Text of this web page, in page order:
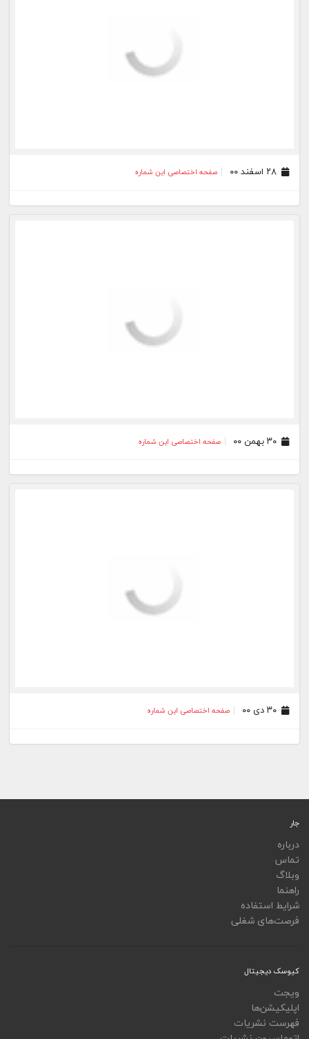
۲۸ اسفند ۰۰ صفحه اختصاصی این شماره
۳۰ بهمن ۰۰ صفحه اختصاصی این شماره
۳۰ دی ۰۰ صفحه اختصاصی این شماره
جار
درباره
تماس
وبلاگ
راهنما
شرایط استفاده
فرصت‌های شغلی
کیوسک دیجیتال
ویجت
اپلیکیشن‌ها
فهرست نشریات